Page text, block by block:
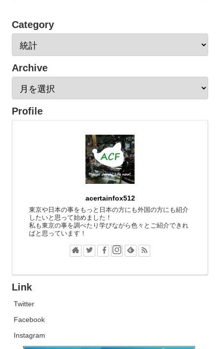
Category
Archive
Profile
acertainfox512
東京や日本の事をもっと日本の方にも外国の方にも紹介
したいと思って始めました！
私も東京の事を調べたり学びながら色々とご紹介できれ
ばと思っています！
Link
Twitter
Facebook
Instagram